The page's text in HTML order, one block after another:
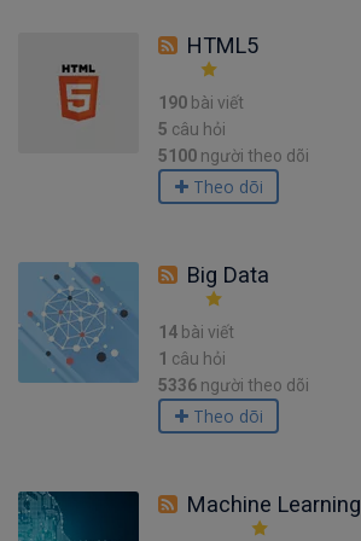
HTML5
190 bài viết
5 câu hỏi
5100 người theo dõi
Theo dõi
Big Data
14 bài viết
1 câu hỏi
5336 người theo dõi
Theo dõi
Machine Learning